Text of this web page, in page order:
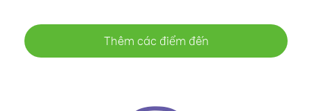
Thêm các điểm đến